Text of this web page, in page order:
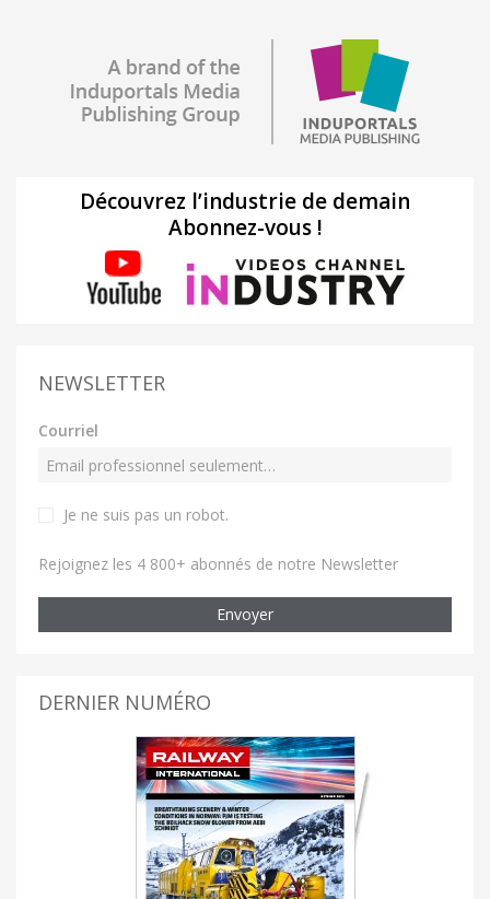
Découvrez l’industrie de demain
Abonnez-vous !
NEWSLETTER
Courriel
Je ne suis pas un robot.
Rejoignez les 4 800+ abonnés de notre Newsletter
Envoyer
DERNIER NUMÉRO